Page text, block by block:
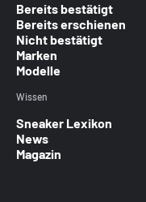
Bereits bestätigt
Bereits erschienen
Nicht bestätigt
Marken
Modelle
Wissen
Sneaker Lexikon
News
Magazin